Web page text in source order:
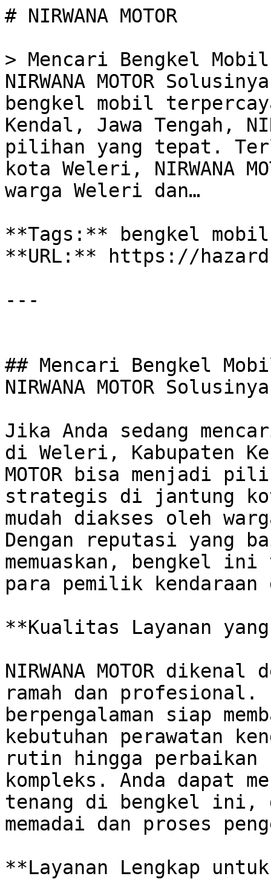
# NIRWANA MOTOR
> Mencari Bengkel
NIRWANA MOTOR
bengkel mobil
Kendal, Jawa Tengah,
pilihan yang tepat.
kota Weleri, NIRWANA
warga Weleri dan…
**Tags:** bengkel
**URL:** https://
---
## Mencari Bengkel
NIRWANA MOTOR
Jika Anda sedang
di Weleri, Kabupaten
MOTOR bisa menjadi
strategis di jantung kota
mudah diakses oleh
Dengan reputasi yang
memuaskan, bengkel
para pemilik
**Kualitas Layanan
NIRWANA MOTOR
ramah dan profesional.
berpengalaman siap
kebutuhan perawatan
rutin hingga perbaikan
kompleks. Anda dapat
tenang di bengkel ini,
memadai dan proses
**Layanan Lengkap